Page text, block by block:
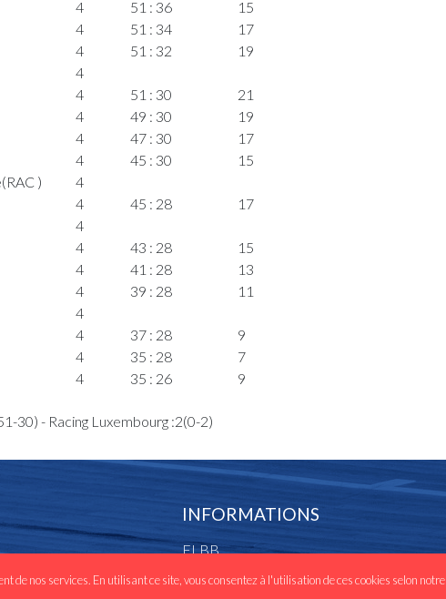
4 51 : 36
15
4 51 : 34
17
4 51 : 32
19
4
4 51 : 30
21
4 49 : 30
19
4 47 : 30
17
4 45 : 30
15
)
4
4 45 : 28
17
4
4 43 : 28
15
4 41 : 28
13
4 39 : 28
11
4
4 37 : 28
9
4 35 : 28
7
4 35 : 26
9
4
35 : 23
12
3 35 : 21
14
3 33 : 21
12
3
30) - Racing Luxembourg :2(0-2)
INFORMATIONS
FLBB
Les clubs
nos services. En utilisant ce site, vous consentez à l'utilisation de ces cookies selon notre